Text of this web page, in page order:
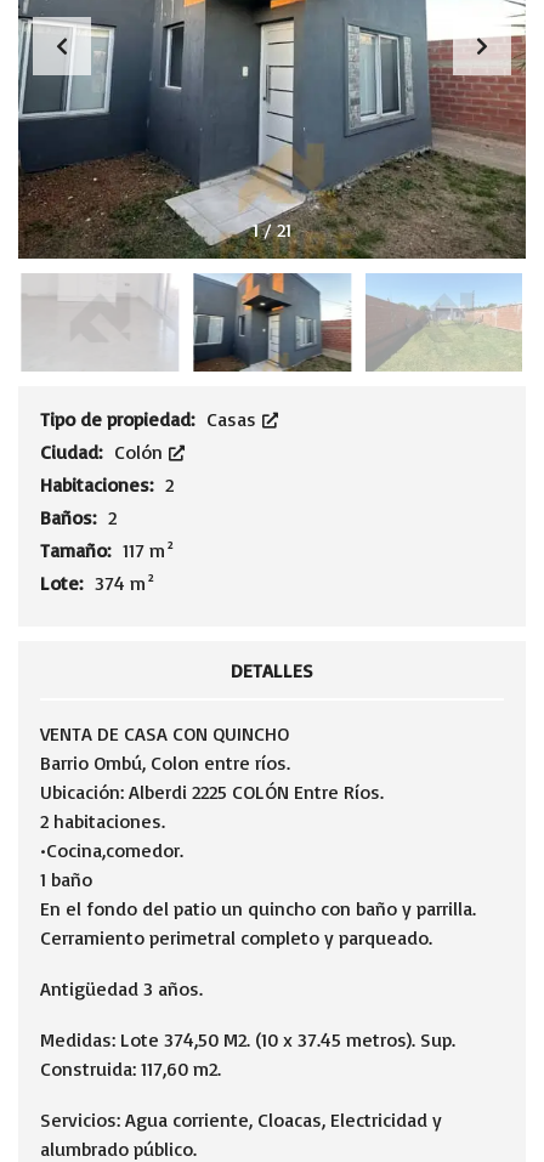
1/21
Tipo de propiedad: Casas
Ciudad: Colón
Habitaciones: 2
Baños: 2
Tamaño: 117 m²
Lote: 374 m²
DETALLES
VENTA DE CASA CON QUINCHO
Barrio Ombú, Colon entre ríos.
Ubicación: Alberdi 2225 COLÓN Entre Ríos.
2 habitaciones.
•Cocina,comedor.
1 baño
En el fondo del patio un quincho con baño y parrilla.
Cerramiento perimetral completo y parqueado.
Antigüedad 3 años.
Medidas: Lote 374,50 M2. (10 x 37.45 metros). Sup.
Construida: 117,60 m2.
Servicios: Agua corriente, Cloacas, Electricidad y
alumbrado público.